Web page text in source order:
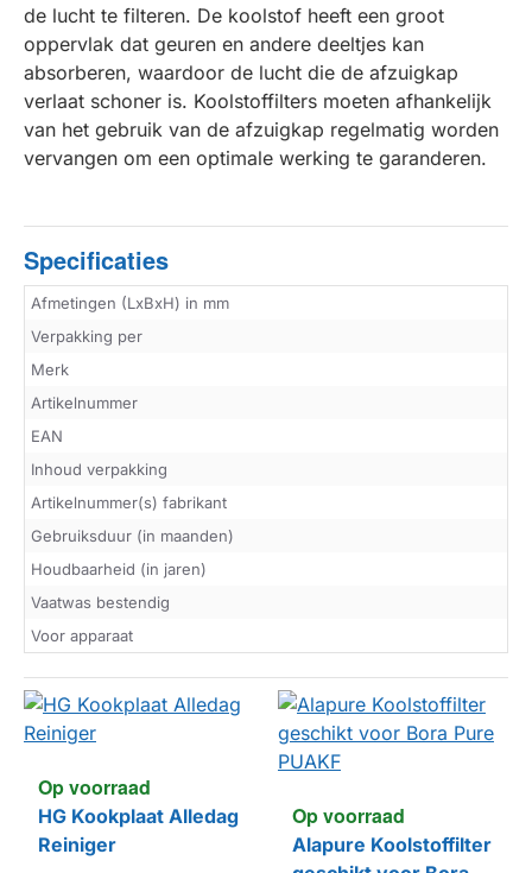
de lucht te filteren. De koolstof heeft een groot
oppervlak dat geuren en andere deeltjes kan
absorberen, waardoor de lucht die de afzuigkap
verlaat schoner is. Koolstoffilters moeten afhankelijk
van het gebruik van de afzuigkap regelmatig worden
vervangen om een optimale werking te garanderen.
Specificaties
Afmetingen (LxBxH) in mm
Verpakking per
Merk
Artikelnummer
EAN
Inhoud verpakking
Artikelnummer(s) fabrikant
Gebruiksduur (in maanden)
Houdbaarheid (in jaren)
Vaatwas bestendig
Voor apparaat
Op voorraad
HG Kookplaat Alledag
Reiniger
Op voorraad
Alapure Koolstoffilter